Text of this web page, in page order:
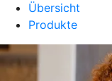
Übersicht
Produkte